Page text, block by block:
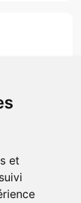
et